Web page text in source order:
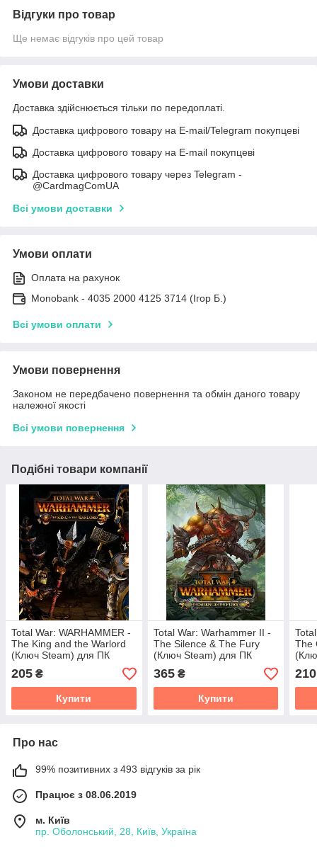
Відгуки про товар
Ще немає відгуків про цей товар
Умови доставки
Доставка здійснюється тільки по передоплаті.
Доставка цифрового товару на E-mail/Telegram покупцеві
Доставка цифрового товару на E-mail покупцеві
Доставка цифрового товару через Telegram -
@CardmagComUA
Всі умови доставки
Умови оплати
Оплата на рахунок
Monobank - 4035 2000 4125 3714 (Ігор Б.)
Всі умови оплати
Умови повернення
Законом не передбачено повернення та обмін даного товару
належної якості
Всі умови повернення
Подібні товари компанії
Total War: WARHAMMER -
The King and the Warlord
(Ключ Steam) для ПК
205 ₴
Купити
Total War: Warhammer II -
The Silence & The Fury
(Ключ Steam) для ПК
365₴
Купити
The
210
Про нас
99% позитивних з 493 відгуків за рік
Працює з 08.06.2019
м. Київ
пр. Оболонський, 28, Київ, Україна